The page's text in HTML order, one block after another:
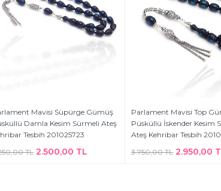
Mavisi Süpürge Gümüş
Damla Kesim Sürmeli Ateş
Tesbih 201025723
TL 2.500,00 TL
Parlament Mavisi Top
Püsküllü İskender Kesim
Ateş Kehribar Tesbih
3.750,00 TL 2.950,00